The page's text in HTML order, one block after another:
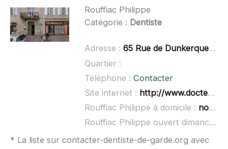
Rouffiac Philippe
Catégorie : Dentiste
Adresse : 65 Rue de Dunkerque, 11400 Castelnaudary
Quartier :
Téléphone : Contacter
Site internet : http://www.docteur-rouffiac-philippe.chirurgiens-dentistes.fr/
Rouffiac Philippe à domicile : non renseigné
Rouffiac Philippe ouvert dimanche :
* La liste sur contacter-dentiste-de-garde.org avec